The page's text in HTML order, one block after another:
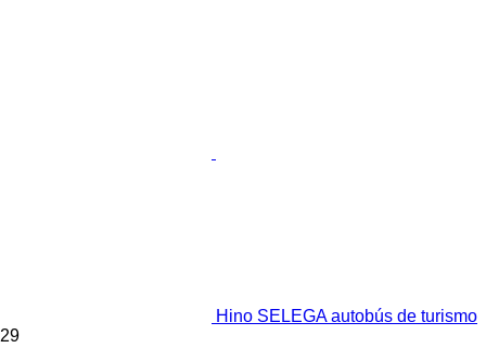
Hino SELEGA autobús de turismo
29